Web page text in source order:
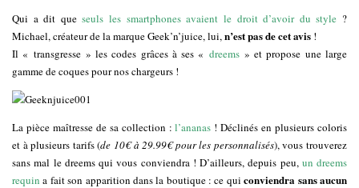
Qui a dit queseuls les smartphones avaient le droit d’avoir du style ?
Michael, créateur de la marque Geek’n’juice, lui,n’est pas de cet avis !
Il « transgresse » les codes grâces à ses « dreems» et propose une large
gamme de coques pour nos chargeurs !
La pièce maîtresse de sa collection :l’ananas ! Déclinés en plusieurs coloris
et à plusieurs tarifs (de 10€ à 29.99€ pour les personnalisés), vous trouverez
sans mal le dreems qui vous conviendra ! D’ailleurs, depuis peu, un dreems
requin a fait son apparition dans la boutique : ce quiconviendra sans aucun